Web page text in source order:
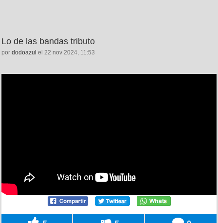
Lo de las bandas tributo
por dodoazul el 22 nov 2024, 11:53